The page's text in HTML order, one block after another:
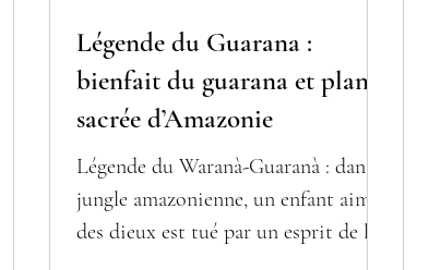
Légende du Guarana :
bienfait du guarana et plante
sacrée d’Amazonie
Légende du Waranà-Guaranà : dans la
jungle amazonienne, un enfant aimé
des dieux est tué par un esprit de la